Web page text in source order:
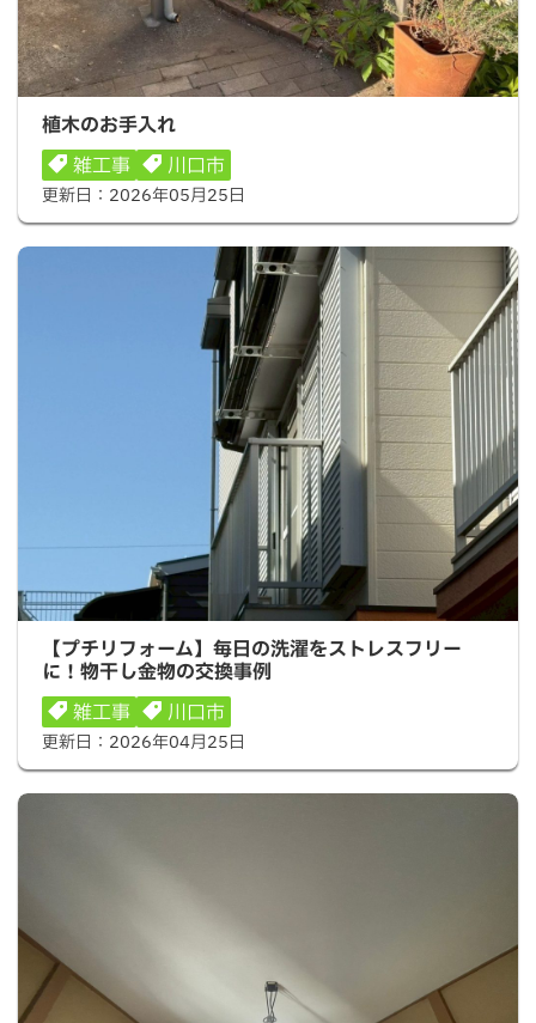
植木のお手入れ
植木のお手入れ
雑工事
川口市
更新日： 2026年05月25日
【プチリフォーム】毎日の洗濯をストレスフリーに！物干
し金物の交換事例
【プチリフォーム】毎日の洗濯をストレスフリー
に！物干し金物の交換事例
雑工事
川口市
更新日： 2026年04月25日